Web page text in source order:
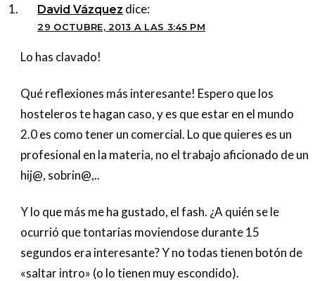
David Vázquez dice:
29 OCTUBRE, 2013 A LAS 3:45 PM
Lo has clavado!
Qué reflexiones más interesante! Espero que los
hosteleros te hagan caso, y es que estar en el mundo
2.0 es como tener un comercial. Lo que quieres es un
profesional en la materia, no el trabajo aficionado de un
hij@, sobrin@,..
Y lo que más me ha gustado, el fash. ¿A quién se le
ocurrió que tontarias moviendose durante 15
segundos era interesante? Y no todas tienen botón de
«saltar intro» (o lo tienen muy escondido).